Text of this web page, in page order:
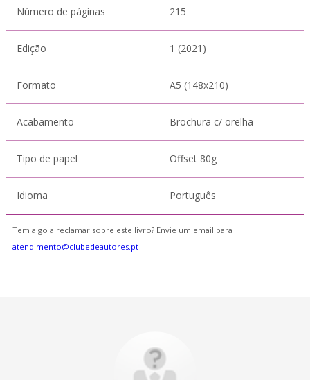
Número de páginas 215
Edição 1 (2021)
Formato A5 (148x210)
Acabamento Brochura c/ orelha
Tipo de papel Offset 80g
Idioma Português
Tem algo a reclamar sobre este livro? Envie um email para
atendimento@clubedeautores.pt